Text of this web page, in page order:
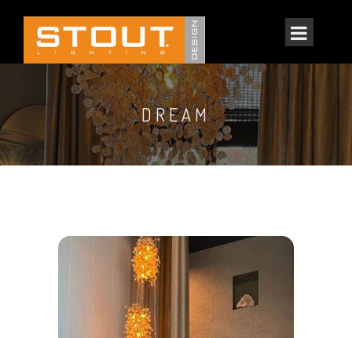
DREAM